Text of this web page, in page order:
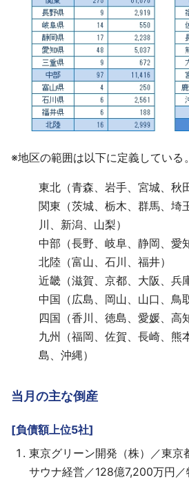
※地区の範囲は以下に定義している。
東北（青森、岩手、宮城、秋
関東（茨城、栃木、群馬、埼
川、新潟、山梨）
中部（長野、岐阜、静岡、愛
北陸（富山、石川、福井）
近畿（滋賀、京都、大阪、兵
中国（広島、岡山、山口、鳥
四国（香川、徳島、愛媛、高
九州（福岡、佐賀、長崎、熊
島、沖縄）
当月の主な倒産
[負債額上位5社]
東京グリーン開発（株）／東京
サウナ経営／128億7,200万円